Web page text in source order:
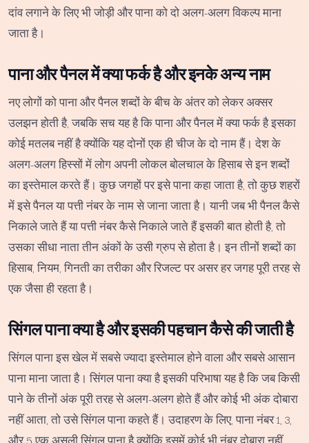
दांव लगाने के लिए भी जोड़ी और पाना को दो अलग-अलग विकल्प माना
जाता है।
पाना और पैनल में क्या फर्क है और इनके अन्य नाम
नए लोगों को पाना और पैनल शब्दों के बीच के अंतर को लेकर अक्सर
उलझन होती है, जबकि सच यह है कि पाना और पैनल में क्या फर्क है इसका
कोई मतलब नहीं है क्योंकि यह दोनों एक ही चीज के दो नाम हैं। देश के
अलग-अलग हिस्सों में लोग अपनी लोकल बोलचाल के हिसाब से इन शब्दों
का इस्तेमाल करते हैं। कुछ जगहों पर इसे पाना कहा जाता है, तो कुछ शहरों
में इसे पैनल या पत्ती नंबर के नाम से जाना जाता है। यानी जब भी पैनल कैसे
निकाले जाते हैं या पत्ती नंबर कैसे निकाले जाते हैं इसकी बात होती है, तो
उसका सीधा नाता तीन अंकों के उसी ग्रुप से होता है। इन तीनों शब्दों का
हिसाब, नियम, गिनती का तरीका और रिजल्ट पर असर हर जगह पूरी तरह से
एक जैसा ही रहता है।
सिंगल पाना क्या है और इसकी पहचान कैसे की जाती है
सिंगल पाना इस खेल में सबसे ज्यादा इस्तेमाल होने वाला और सबसे आसान
पाना माना जाता है। सिंगल पाना क्या है इसकी परिभाषा यह है कि जब किसी
पाने के तीनों अंक पूरी तरह से अलग-अलग होते हैं और कोई भी अंक दोबारा
नहीं आता, तो उसे सिंगल पाना कहते हैं। उदाहरण के लिए, पाना नंबर 1, 3,